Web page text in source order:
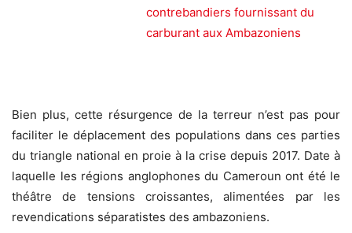
contrebandiers fournissant du
carburant aux Ambazoniens
Bien plus, cette résurgence de la terreur n’est pas pour
faciliter le déplacement des populations dans ces parties
du triangle national en proie à la crise depuis 2017. Date à
laquelle les régions anglophones du Cameroun ont été le
théâtre de tensions croissantes, alimentées par les
revendications séparatistes des ambazoniens.